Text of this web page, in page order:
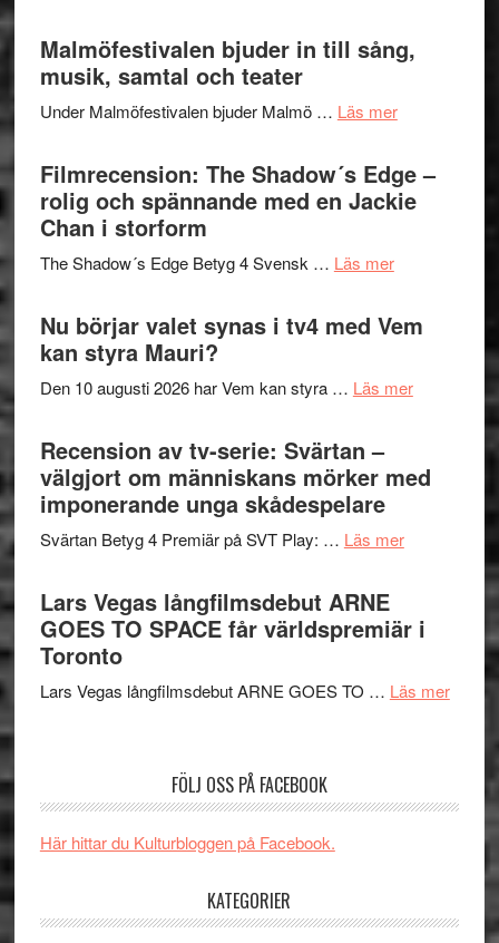
Hannes
Pöntinen
avslutar
Malmöfestivalen bjuder in till sång,
musik, samtal och teater
Under Malmöfestivalen bjuder Malmö … Läs merom
in
till
och
Filmrecension: The Shadow´s Edge –
rolig och spännande med en Jackie
Chan i storform
The Shadow´s Edge Betyg 4 Svensk … Läs merom
Shadow
Edge
och
en
i
Nu börjar valet synas i tv4 med Vem
kan styra Mauri?
Den 10 augusti 2026 har Vem kan styra … Läs merom
valet
synas
kan
Recension av tv-serie: Svärtan –
välgjort om människans mörker med
imponerande unga skådespelare
Svärtan Betyg 4 Premiär på SVT Play: … Läs merom
tv-
serie:
–
människans
mörker
Lars Vegas långfilmsdebut ARNE
GOES TO SPACE får världspremiär i
Toronto
Lars Vegas långfilmsdebut ARNE GOES TO … Läs merom
ARNE
FÖLJ OSS PÅ FACEBOOK
Här hittar du Kulturbloggen på Facebook.
KATEGORIER